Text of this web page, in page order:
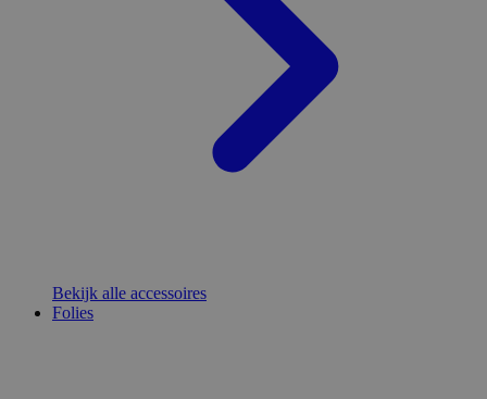
Bekijk alle accessoires
Folies